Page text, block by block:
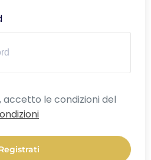
accetto le condizioni del